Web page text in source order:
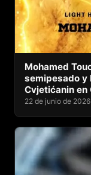
Mohamed
semipesado y
Cvjetićanin en
22 de junio de 2026